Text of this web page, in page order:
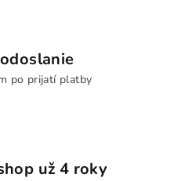
po prijatí platby
už 4 roky